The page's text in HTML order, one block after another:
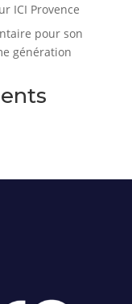
ICI Provence
pour son
génération